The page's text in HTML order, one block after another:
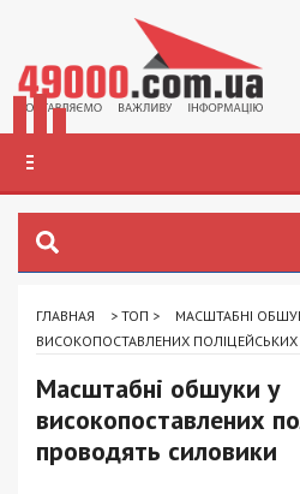
ГЛАВНАЯ > ТОП >
МАСШТАБНІ
ВИСОКОПОСТАВЛЕНИХ
Масштабні обшуки у
високопоставлених
проводять силовики